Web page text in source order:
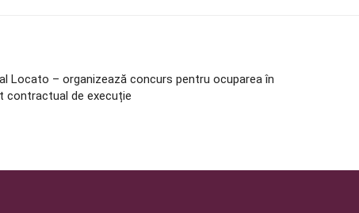
Locato – organizează concurs pentru ocuparea în
contractual de execuție